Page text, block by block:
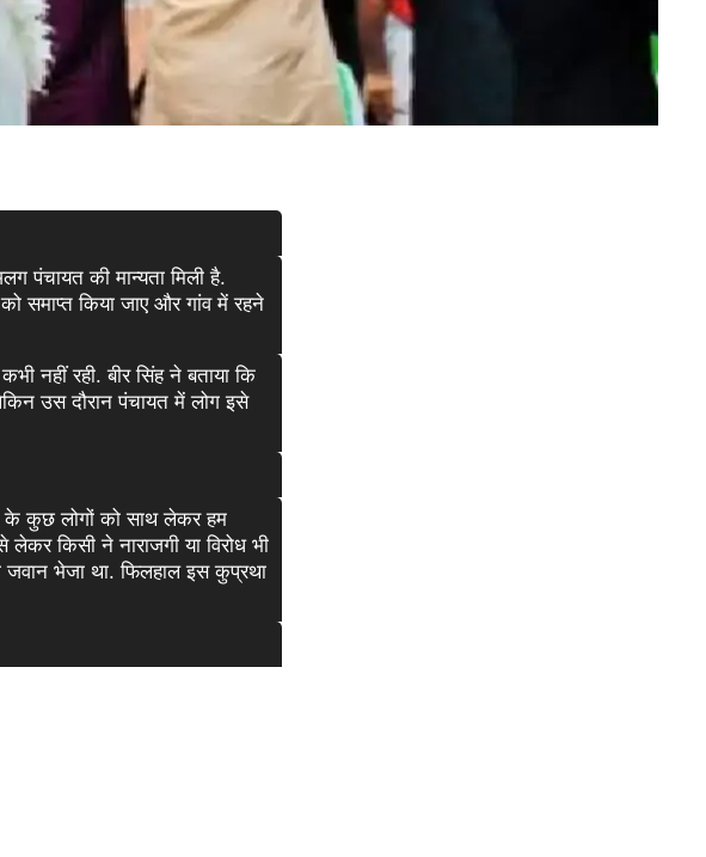
पंचायत की मान्यता मिली है.
समाप्त किया जाए और गांव में रहने
नहीं रही. बीर सिंह ने बताया कि
उस दौरान पंचायत में लोग इसे
के कुछ लोगों को साथ लेकर हम
किसी ने नाराजगी या विरोध भी
जवान भेजा था. फिलहाल इस कुप्रथा